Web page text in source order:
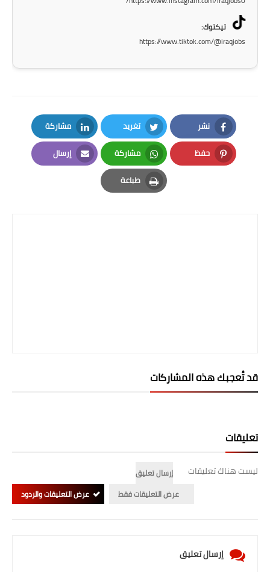
المرحلة الاعدادية
دروس
المرحلة الابتدائية
الطقس
تيكتوك:
https://www.tiktok.com/@iraqjobs
نشر
Facebook
تغريد
Twitter
مشاركة
LinkedIn
حفظ
Pinterest
مشاركة
Whatsapp
إرسال
Email
طباعة
Print
قد تُعجبك هذه المشاركات
تعليقات
ليست هناك تعليقات
إرسال تعليق
عرض التعليقات فقط
عرض التعليقات والردود
إرسال تعليق